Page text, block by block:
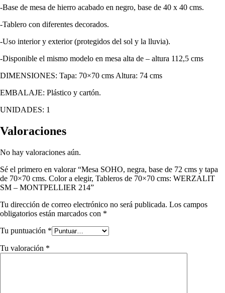
-Base de mesa de hierro acabado en negro, base de 40 x 40 cms.
-Tablero con diferentes decorados.
-Uso interior y exterior (protegidos del sol y la lluvia).
-Disponible el mismo modelo en mesa alta de – altura 112,5 cms
DIMENSIONES: Tapa: 70×70 cms Altura: 74 cms
EMBALAJE: Plástico y cartón.
UNIDADES: 1
Valoraciones
No hay valoraciones aún.
Sé el primero en valorar “Mesa SOHO, negra, base de 72 cms y tapa
de 70×70 cms. Color a elegir, Tableros de 70×70 cms: WERZALIT
SM – MONTPELLIER 214”
Tu dirección de correo electrónico no será publicada. Los campos
obligatorios están marcados con *
Tu puntuación *
Tu valoración *